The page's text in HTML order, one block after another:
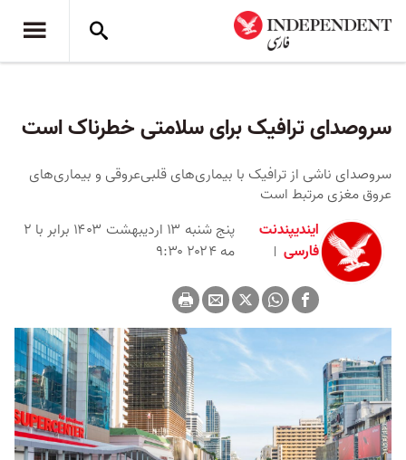
سروصدای ترافیک برای سلامتی خطرناک است
سروصدای ناشی از ترافیک با بیماری‌های قلبی‌عروقی و بیماری‌های
عروق مغزی مرتبط است
ایندیپندنت
فارسی
پنج شنبه ۱۳ اردیبهشت ۱۴۰۳ برابر با ۲
مه ۲۰۲۴ ۹:۳۰